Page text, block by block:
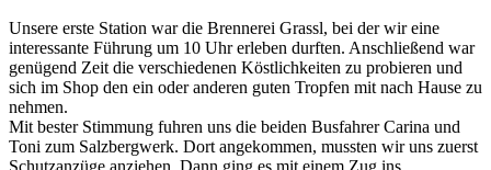
Unsere erste Station war die Brennerei Grassl, bei der wir eine
interessante Führung um 10 Uhr erleben durften. Anschließend war
genügend Zeit die verschiedenen Köstlichkeiten zu probieren und
sich im Shop den ein oder anderen guten Tropfen mit nach Hause zu
nehmen.
Mit bester Stimmung fuhren uns die beiden Busfahrer Carina und
Toni zum Salzbergwerk. Dort angekommen, mussten wir uns zuerst